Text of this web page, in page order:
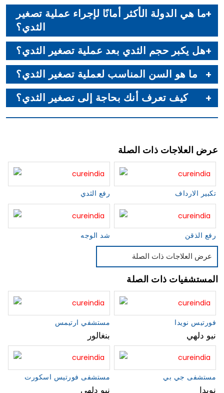
ما هي الدولة الأكثر أمانًا لإجراء عملية تصغير
الثدي؟
هل يكبر حجم الثدي بعد عملية تصغير الثدي؟
ما هو السن المناسب لعملية تصغير الثدي؟
كيف تعرف أنك بحاجة إلى تصغير الثدي؟
عرض العلاجات ذات الصلة
رفع الثدي تكبير الارداف
شد الوجه رفع الذقن
عرض العلاجات ذات الصلة
المستشفيات ذات الصلة
مستشفي ارتيمس
بنغالور
فورتيس نويدا
نيو دلهي
مستشفى فورتيس اسكورت
نيو دلهي
مستشفى جي بي
نويدا